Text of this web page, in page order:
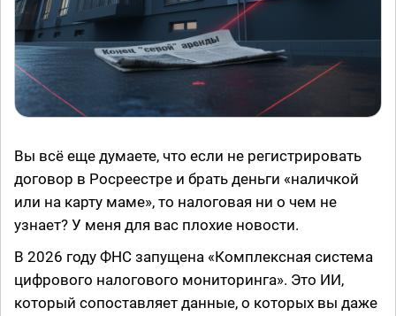
Вы всё еще думаете, что если не регистрировать
договор в Росреестре и брать деньги «наличкой
или на карту маме», то налоговая ни о чем не
узнает? У меня для вас плохие новости.
В 2026 году ФНС запущена «Комплексная система
цифрового налогового мониторинга». Это ИИ,
который сопоставляет данные, о которых вы даже